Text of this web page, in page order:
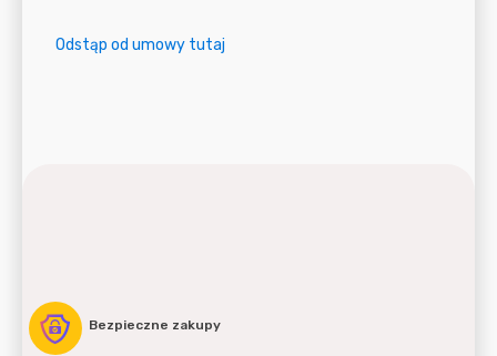
Odstąp od umowy tutaj
Bezpieczne zakupy